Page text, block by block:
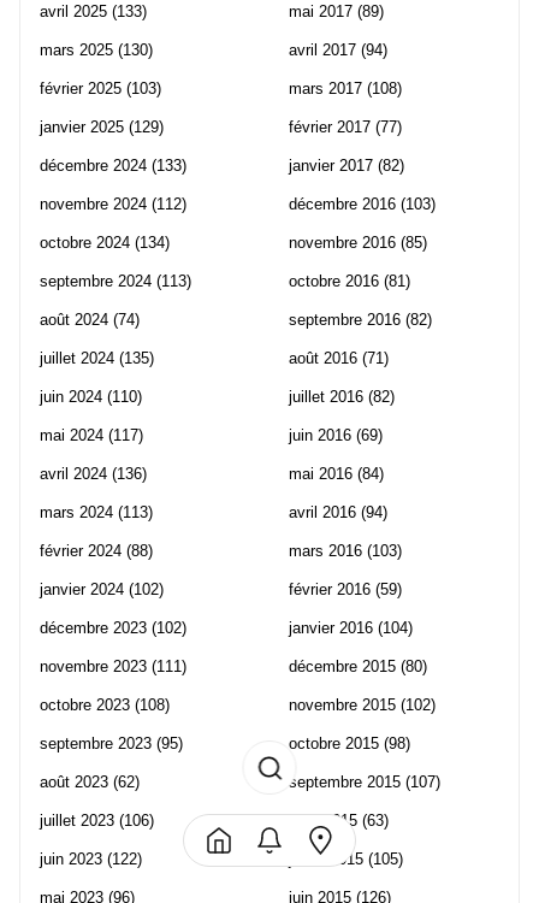
avril 2025 (133)
mars 2025 (130)
février 2025 (103)
janvier 2025 (129)
décembre 2024 (133)
novembre 2024 (112)
octobre 2024 (134)
septembre 2024 (113)
août 2024 (74)
juillet 2024 (135)
juin 2024 (110)
mai 2024 (117)
avril 2024 (136)
mars 2024 (113)
février 2024 (88)
janvier 2024 (102)
décembre 2023 (102)
novembre 2023 (111)
octobre 2023 (108)
septembre 2023 (95)
août 2023 (62)
juillet 2023 (106)
juin 2023 (122)
mai 2023 (96)
mai 2017 (89)
avril 2017 (94)
mars 2017 (108)
février 2017 (77)
janvier 2017 (82)
décembre 2016 (103)
novembre 2016 (85)
octobre 2016 (81)
septembre 2016 (82)
août 2016 (71)
juillet 2016 (82)
juin 2016 (69)
mai 2016 (84)
avril 2016 (94)
mars 2016 (103)
février 2016 (59)
janvier 2016 (104)
décembre 2015 (80)
novembre 2015 (102)
octobre 2015 (98)
septembre 2015 (107)
août 2015 (63)
juillet 2015 (105)
juin 2015 (126)